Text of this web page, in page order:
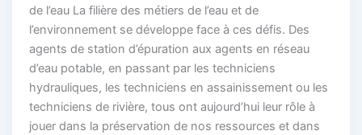
de l’eau La filière des métiers de l’eau et de
l’environnement se développe face à ces défis. Des
agents de station d’épuration aux agents en réseau
d’eau potable, en passant par les techniciens
hydrauliques, les techniciens en assainissement ou les
techniciens de rivière, tous ont aujourd’hui leur rôle à
jouer dans la préservation de nos ressources et dans